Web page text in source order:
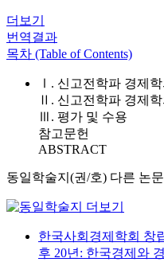
더보기
번역결과
목차 (Table of Contents)
Ⅰ. 신고전학파 경제
Ⅱ. 신고전학파 경제
Ⅲ. 평가 및 수용
참고문헌
ABSTRACT
동일학술지(권/호) 다른 논문
한국사회경제학회 창
후 20년: 한국경제와